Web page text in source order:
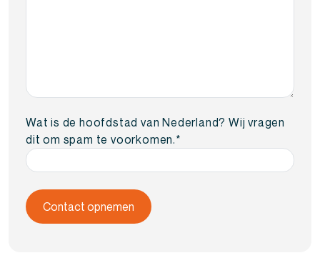
Wat is de hoofdstad van Nederland? Wij vragen
dit om spam te voorkomen.*